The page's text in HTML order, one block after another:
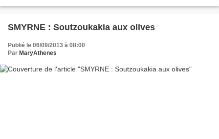
SMYRNE : Soutzoukakia aux olives
Publié le 06/09/2013 à 08:00
Par MaryAthenes